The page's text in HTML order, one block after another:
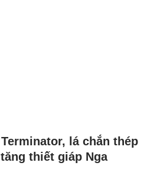
lá chắn thép
thiết giáp Nga